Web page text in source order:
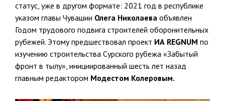
статус, уже в другом формате: 2021 год в республике
указом главы Чувашии Олега Николаева объявлен
Годом трудового подвига строителей оборонительных
рубежей. Этому предшествовал проект ИА REGNUM по
изучению строительства Сурского рубежа «Забытый
фронт в тылу», инициированный шесть лет назад
главным редактором Модестом Колеровым.